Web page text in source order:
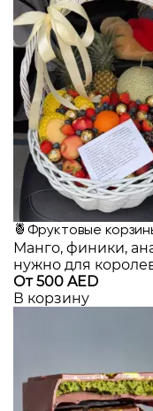
🍍Фруктовые
Манго, финики,
нужно для
От 500 AED
В корзину